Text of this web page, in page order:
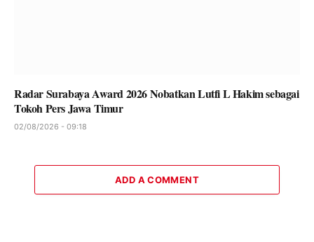
Radar Surabaya Award 2026 Nobatkan Lutfi L Hakim sebagai
Tokoh Pers Jawa Timur
02/08/2026 - 09:18
ADD A COMMENT